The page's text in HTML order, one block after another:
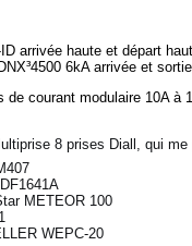
ID arrivée haute et départ
6kA arrivée et
de courant modulaire 10A à
8 prises Diall, qui
METEOR 100
WEPC-20